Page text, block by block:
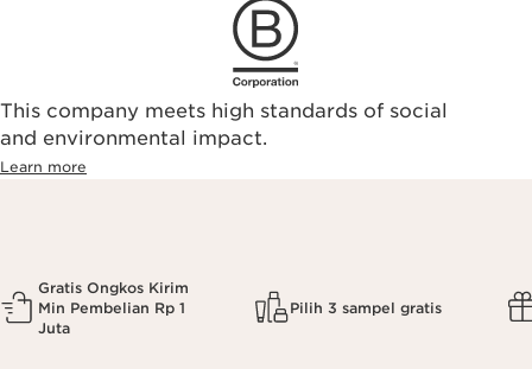
This company meets high standards of social
and environmental impact.
Learn more
Gratis Ongkos Kirim
Min Pembelian Rp 1
Juta
Pilih 3 sampel gratis